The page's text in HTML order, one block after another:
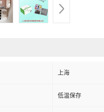
上海
低温保存